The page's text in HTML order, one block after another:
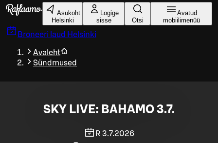
Liigu peamise sisu juurde
Asukoht
Helsinki
Logige
sisse
Otsi
Avatud
mobiilimenüü
Broneeri laud Helsinki
Avaleht
Sündmused
SKY LIVE: BAHAMO 3.7.
R 3.7.2026